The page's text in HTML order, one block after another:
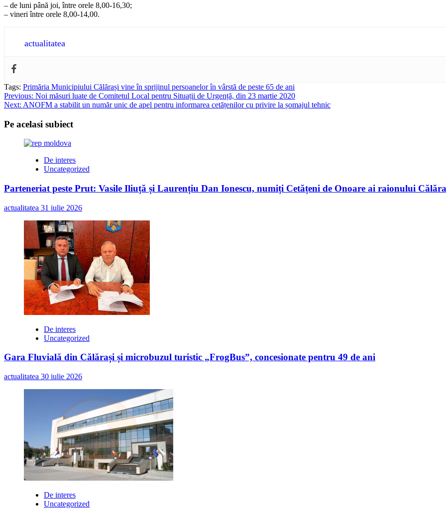
– de luni până joi, între orele 8,00-16,30;
– vineri între orele 8,00-14,00.
actualitatea
Tags: Primăria Municipiului Călărași vine în sprijinul persoanelor în vârstă de peste 65 de ani
Post
navigation
Previous: Noi măsuri luate de Comitetul Local pentru Situații de Urgență, din 23 martie 2020
Next: ANOFM a stabilit un număr unic de apel pentru informarea cetățenilor cu privire la șomajul tehnic
Pe acelasi subiect
De interes
Uncategorized
Parteneriat peste Prut: Vasile Iliuță și Laurențiu Dan Ionescu, numiți Cetățeni de Onoare ai raionului
actualitatea 31 iulie 2026
De interes
Uncategorized
Gara Fluvială din Călărași și microbuzul turistic „FrogBus”, concesionate pentru 49 de ani
actualitatea 30 iulie 2026
De interes
Uncategorized